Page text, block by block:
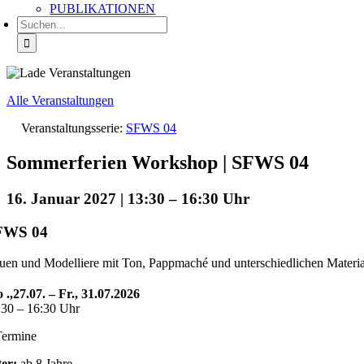
PUBLIKATIONEN
Suche
nach:
Alle Veranstaltungen
Veranstaltungsserie: SFWS 04
Sommerferien Workshop | SFWS 04
16. Januar 2027 | 13:30 – 16:30
04
und Modelliere mit Ton, Pappmaché und unterschiedlichen
.,27.07. – Fr., 31.07.2026
– 16:30 Uhr